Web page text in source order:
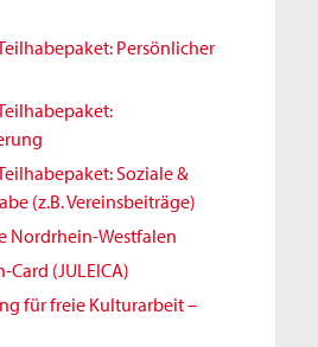
Persönlicher
Soziale &
(z.B. Vereinsbeiträge)
Nordrhein-Westfalen
(JULEICA)
für freie Kulturarbeit –